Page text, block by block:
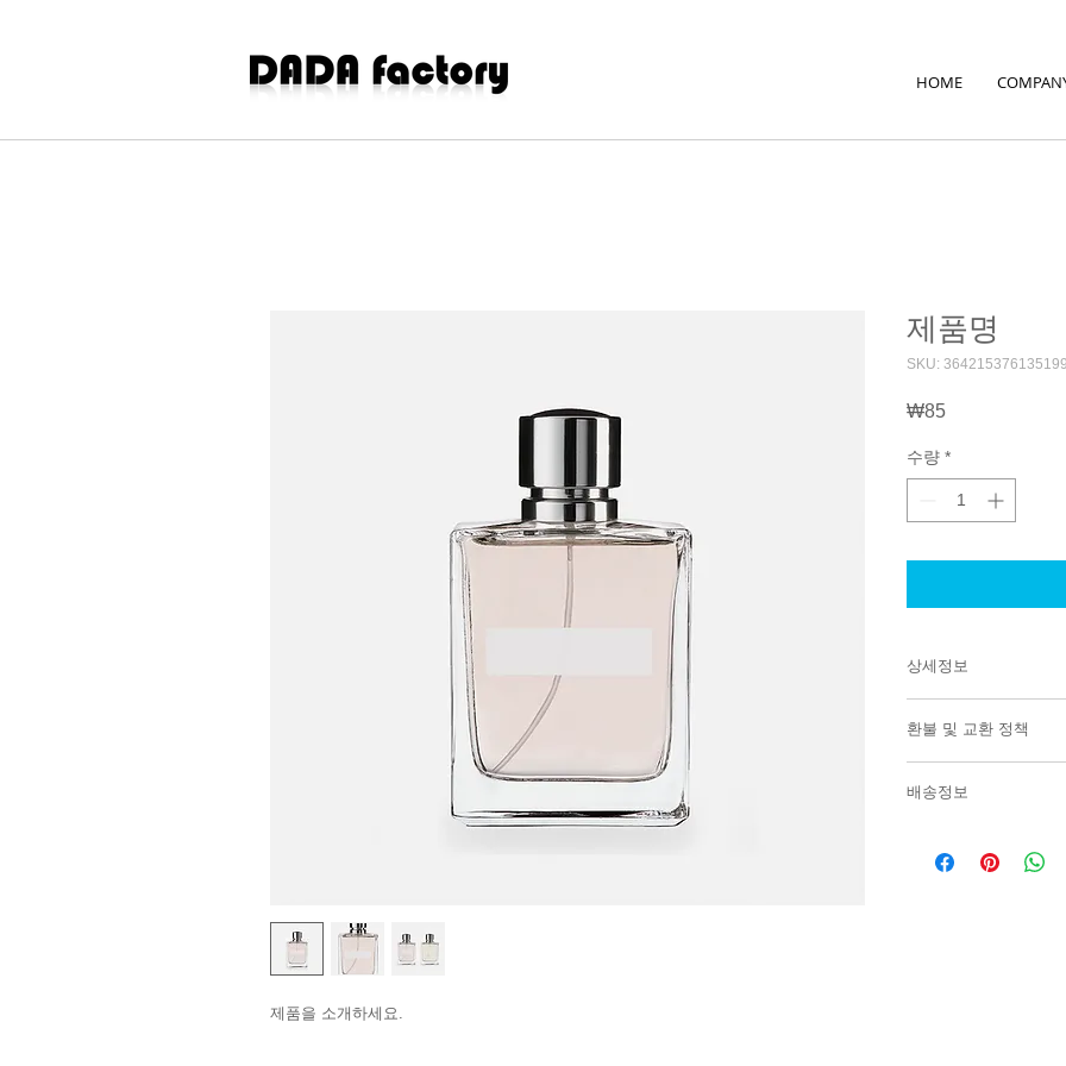
HOME
제품을 소개하세요.
제품명
SKU: 364215376135199
₩85가
수량 *
상세정보
리방법 등 친절하고
어줍니다. 제품의 어
지 우선순위를 잘 생
환불 및 교환 정책
품 정보를 제공하세
배송정보
한 설명은 소비자들